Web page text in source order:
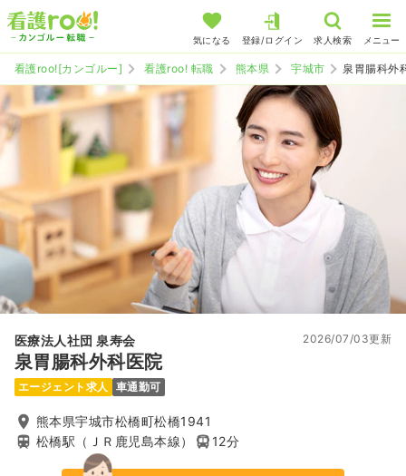
気になる 登録/ログイン 求人検索 メニュー
看護roo![カンゴルー] 看護roo! 転職 熊本県 宇城市 泉胃腸科外
医療法人社団 泉寿会
泉胃腸科外科医院
2026/07/03更新
エージェント求人 車通勤可
熊本県宇城市松橋町松橋1941
松橋駅（ＪＲ鹿児島本線）
12分